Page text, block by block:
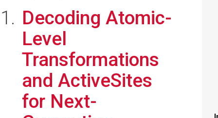
Decoding Atomic-
Level
Transformations
and ActiveSites
for Next-